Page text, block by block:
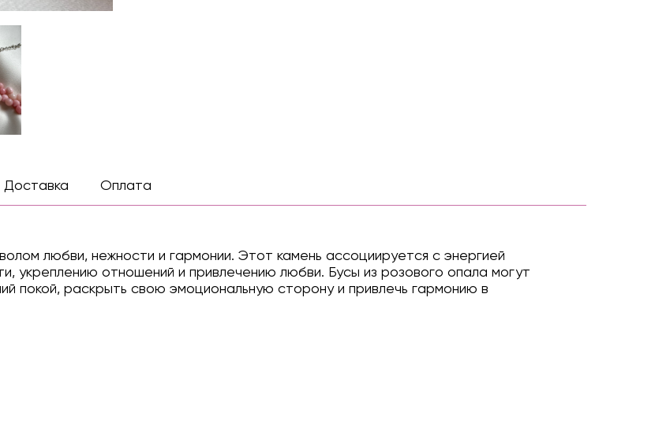
Доставка Оплата
любви, нежности и гармонии. Этот камень ассоциируется с энергией
укреплению отношений и привлечению любви. Бусы из розового опала могут
покой, раскрыть свою эмоциональную сторону и привлечь гармонию в